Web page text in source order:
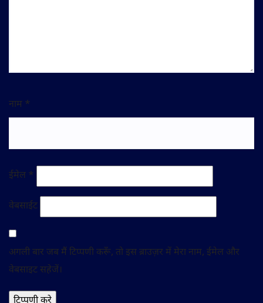
नाम *
ईमेल *
वेबसाईट
अगली बार जब मैं टिप्पणी करूँ, तो इस ब्राउज़र में मेरा नाम, ईमेल और
वेबसाइट सहेजें।